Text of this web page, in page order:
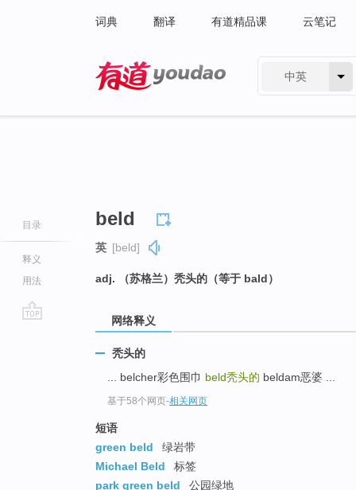
词典 翻译 有道精品课 云笔记
中英
目录
释义
用法
beld
英 [beld]
adj. （苏格兰）秃头的（等于 bald）
网络释义
秃头的
... belcher彩色围巾 beld秃头的 beldam恶婆 ...
基于58个网页-相关网页
短语
green beld
绿岩带
Michael Beld
标签
park green beld
公园绿地